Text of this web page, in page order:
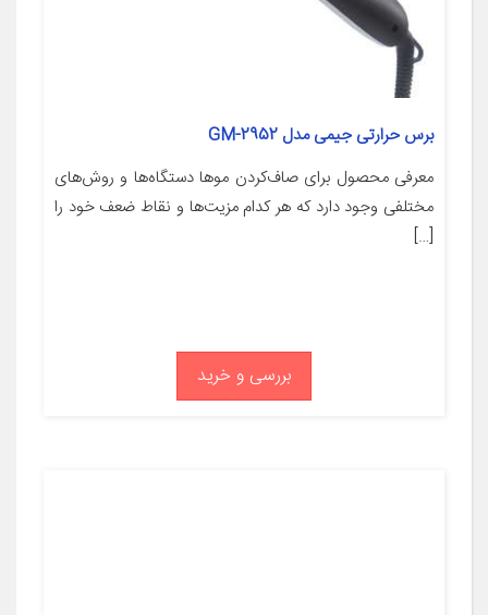
برس حرارتی جیمی مدل GM-2952
معرفی محصول برای صاف‌کردن موها دستگاه‌ها و روش‌های
مختلفی وجود دارد که هر کدام مزیت‌ها و نقاط ضعف خود را
[…]
بررسی و خرید